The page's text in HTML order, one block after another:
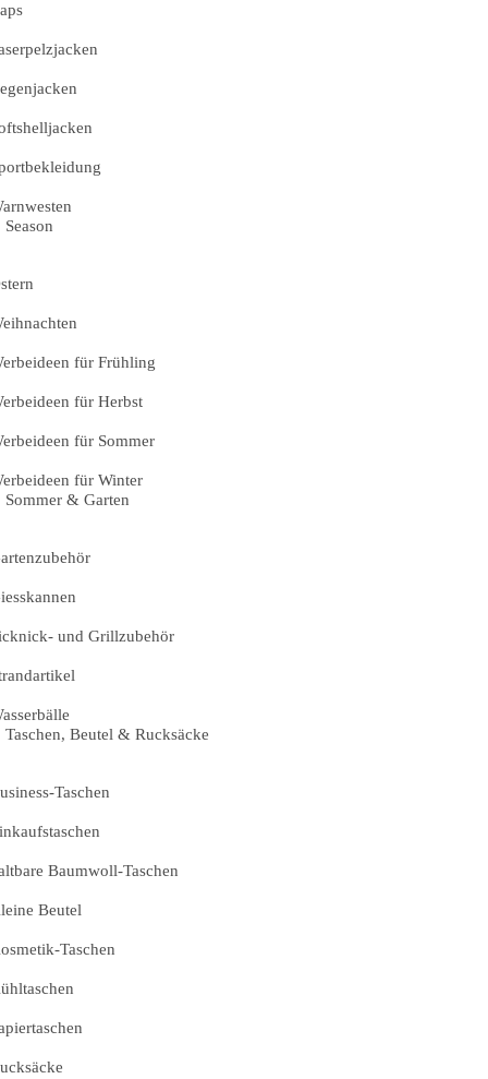
Season
für Frühling
für Herbst
für Sommer
für Winter
Sommer & Garten
und Grillzubehör
Taschen, Beutel & Rucksäcke
Taschen
Baumwoll-Taschen
Beutel
Taschen